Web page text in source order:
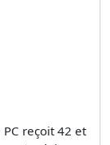
reçoit 42 et